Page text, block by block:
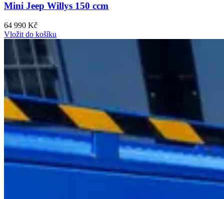
Mini Jeep Willys 150 ccm
64 990 Kč
Vložit do košíku